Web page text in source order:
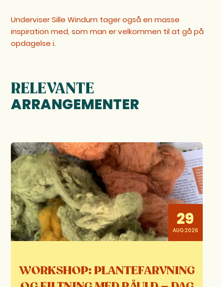
Underviser Sille Windum tager også en masse
inspiration med, som man er velkommen til at gå på
opdagelse i.
RELEVANTE
ARRANGEMENTER
29
AUG 2026
WORKSHOP: PLANTEFARVNING